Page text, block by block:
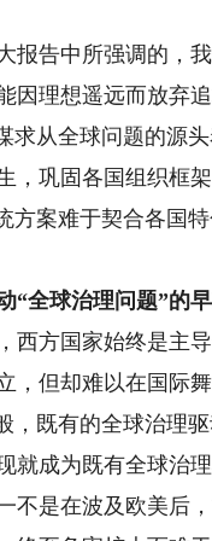
告中所强调的，我
因理想遥远而放弃
求从全球问题的源
，巩固各国组织框
方案难于契合各国
全球治理问题”的
方国家始终是主导
，但却难以在国际
，既有的全球治理
就成为既有全球治
不是在波及欧美后